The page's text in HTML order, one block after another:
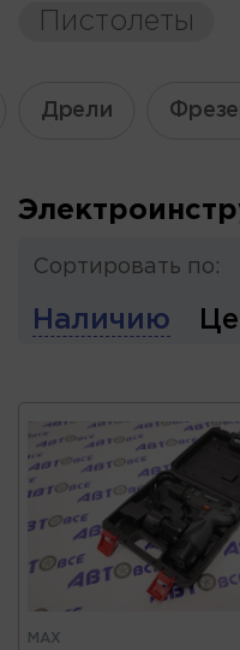
Пистолеты
Дрели
Сортировать по:
Наличию
MAX